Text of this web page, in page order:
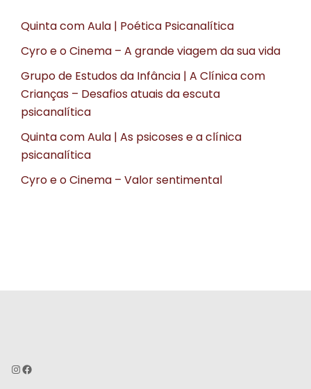
Quinta com Aula | Poética Psicanalítica
Cyro e o Cinema – A grande viagem da sua vida
Grupo de Estudos da Infância | A Clínica com
Crianças – Desafios atuais da escuta
psicanalítica
Quinta com Aula | As psicoses e a clínica
psicanalítica
Cyro e o Cinema – Valor sentimental